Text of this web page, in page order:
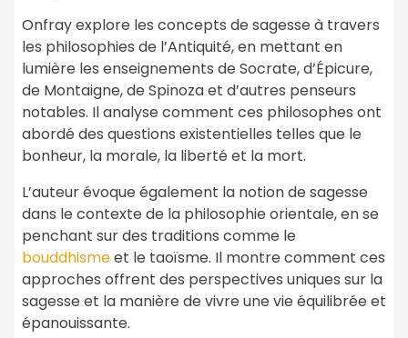
Onfray explore les concepts de sagesse à travers
les philosophies de l’Antiquité, en mettant en
lumière les enseignements de Socrate, d’Épicure,
de Montaigne, de Spinoza et d’autres penseurs
notables. Il analyse comment ces philosophes ont
abordé des questions existentielles telles que le
bonheur, la morale, la liberté et la mort.
L’auteur évoque également la notion de sagesse
dans le contexte de la philosophie orientale, en se
penchant sur des traditions comme le
bouddhismeet le taoïsme. Il montre comment ces
approches offrent des perspectives uniques sur la
sagesse et la manière de vivre une vie équilibrée et
épanouissante.